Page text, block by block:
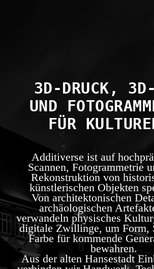
3D-DRUCK, 3D-
UND
FÜR
Additiverse ist auf
Scannen, Fotogrammetrie
Rekonstruktion von
künstlerischen Objekten
Von architektonischen
archäologischen
verwandeln physisches
digitale Zwillinge, um Form,
Farbe für kommende
bewahren.
Aus der alten Hansestadt